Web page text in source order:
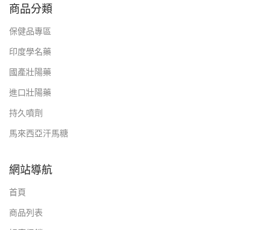
商品分類
保健品專區
印度學名藥
國產壯陽藥
進口壯陽藥
持久噴劑
馬來西亞汗馬糖
網站導航
首頁
商品列表